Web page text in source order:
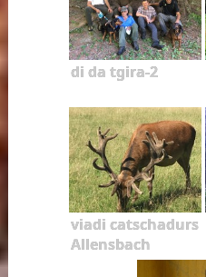
di da tgira-2
viadi catschadurs
Allensbach